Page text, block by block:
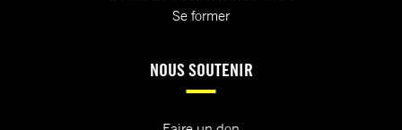
Se former
NOUS SOUTENIR